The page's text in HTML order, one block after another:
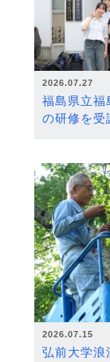
2026.07.27
福島県立福
の研修を受
2026.07.15
弘前大学